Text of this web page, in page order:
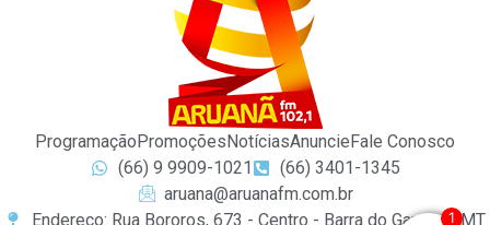
Programação Promoções NotíciasAnuncie Fale Conosco
(66) 9 9909-1021
(66) 3401-1345
aruana@aruanafm.com.br
Endereço: Rua Bororos, 673 - Centro - Barra do Garças / MT
1